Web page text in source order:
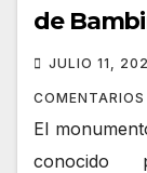
de
JULIO 11,
COMENTARIOS
El
conocido